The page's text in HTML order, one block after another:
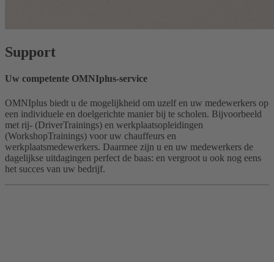
Support
Uw competente OMNIplus-service
OMNIplus biedt u de mogelijkheid om uzelf en uw medewerkers op
een individuele en doelgerichte manier bij te scholen. Bijvoorbeeld
met rij- (DriverTrainings) en werkplaatsopleidingen
(WorkshopTrainings) voor uw chauffeurs en
werkplaatsmedewerkers. Daarmee zijn u en uw medewerkers de
dagelijkse uitdagingen perfect de baas: en vergroot u ook nog eens
het succes van uw bedrijf.